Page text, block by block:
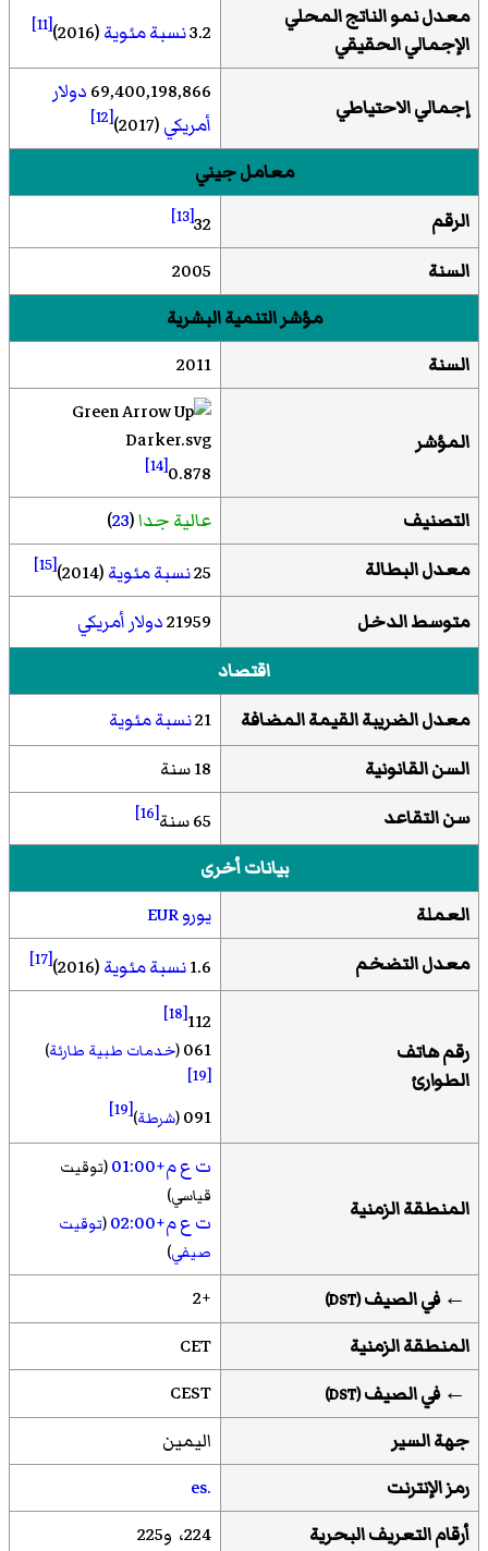
معدل نمو الناتج المحلي
الإجمالي الحقيقي
3.2نسبة مئوية(2016)
[11]
إجمالي الاحتياطي
69,400,198,866دولار
أمريكي(2017)
[12]
معامل جيني
الرقم
32
[13]
السنة
2005
مؤشر التنمية البشرية
السنة
2011
المؤشر
0.878
[14]
التصنيف عالية جدا(
23
)
معدل البطالة
25نسبة مئوية(2014)
[15]
متوسط الدخل 21959دولار أمريكي
اقتصاد
معدل الضريبة القيمة المضافة
21نسبة مئوية
السن القانونية
18 سنة
سن التقاعد
65 سنة [16]
بيانات أخرى
العملة
يوروEUR
معدل التضخم
1.6نسبة مئوية(2016)
[17]
رقم هاتف
الطوارئ
112
[18]
061
(خدمات طبية طارئة)
[19]
091
(شرطة)
[19]
المنطقة الزمنية
ت ع م+01:00
(توقيت
قياسي)
ت ع م+02:00 (توقيت
صيفي)
← في الصيف(
DST
)
+2
المنطقة الزمنية
CET
← في الصيف(
DST
)
CEST
جهة السير
اليمين
رمز الإنترنت
.es
أرقام التعريف البحرية
224، و225